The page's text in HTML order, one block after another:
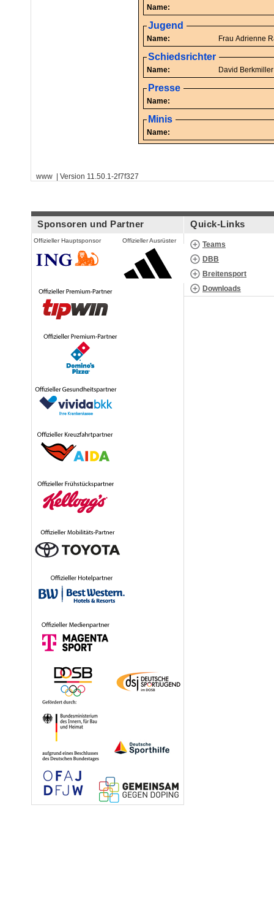
Name:
Jugend
Name:
Schiedsrichter
Name: David Berkmiller
Presse
Name:
Minis
Name:
www | Version 11.50.1-2f7f327
Sponsoren und Partner
Offizieller Hauptsponsor Offizieller Ausrüster
Quick-Links
Teams
DBB
Breitensport
Downloads